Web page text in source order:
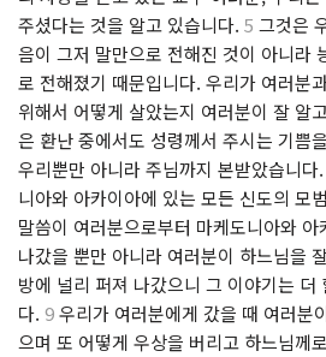
주셨다는 것을 알고 있습니다. 5 그것은
음이 그저 말만으로 전해진 것이 아니라
로 전해졌기 때문입니다. 우리가 여러분
위해서 어떻게 살았는지 여러분이 잘 알
은 환난 중에서도 성령께서 주시는 기쁨
우리뿐만 아니라 주님까지 본받았습니다.
니아와 아카이아에 있는 모든 신도의 모
말씀이 여러분으로부터 마케도니아와
나갔을 뿐만 아니라 여러분이 하느님을
방에 널리 퍼져 나갔으니 그 이야기는 더
다. 9우리가 여러분에게 갔을 때 여러분
으며 또 어떻게 우상을 버리고 하느님께